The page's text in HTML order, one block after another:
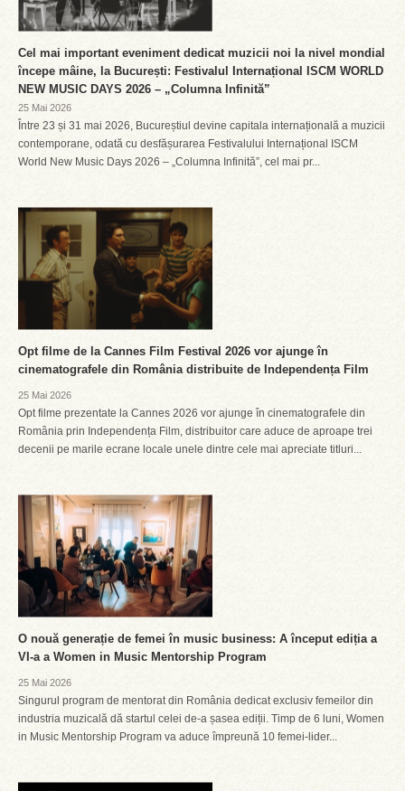
Cel mai important eveniment dedicat muzicii noi la nivel mondial
începe mâine, la București: Festivalul Internațional ISCM WORLD
NEW MUSIC DAYS 2026 – „Columna Infinită”
25 Mai 2026
Între 23 și 31 mai 2026, Bucureștiul devine capitala internațională a muzicii
contemporane, odată cu desfășurarea Festivalului Internațional ISCM
World New Music Days 2026 – „Columna Infinită”, cel mai pr...
Opt filme de la Cannes Film Festival 2026 vor ajunge în
cinematografele din România distribuite de Independența Film
25 Mai 2026
Opt filme prezentate la Cannes 2026 vor ajunge în cinematografele din
România prin Independența Film, distribuitor care aduce de aproape trei
decenii pe marile ecrane locale unele dintre cele mai apreciate titluri...
O nouă generație de femei în music business: A început ediția a
VI-a a Women in Music Mentorship Program
25 Mai 2026
Singurul program de mentorat din România dedicat exclusiv femeilor din
industria muzicală dă startul celei de-a șasea ediții. Timp de 6 luni, Women
in Music Mentorship Program va aduce împreună 10 femei-lider...